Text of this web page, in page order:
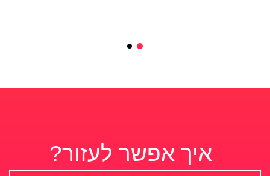
איך אפשר לעזור?